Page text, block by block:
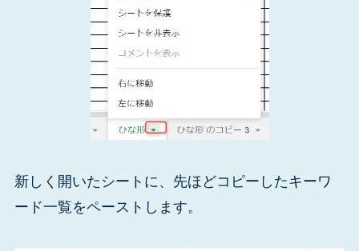
新しく開いたシートに、先ほどコピーしたキーワ
ード一覧をペーストします。